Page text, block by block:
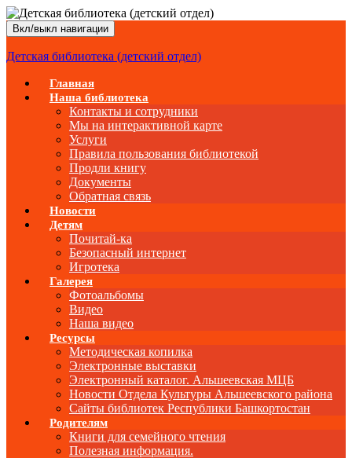
Вкл/выкл навигации
Детская библиотека (детский отдел)
Главная
Наша библиотека
Контакты и сотрудники
Мы на интерактивной карте
Услуги
Правила пользования библиотекой
Продли книгу
Документы
Обратная связь
Новости
Детям
Почитай-ка
Безопасный интернет
Игротека
Галерея
Фотоальбомы
Видео
Наша видео
Ресурсы
Методическая копилка
Электронные выставки
Электронный каталог. Альшеевская МЦБ
Новости Отдела Культуры Альшеевского района
Сайты библиотек Республики Башкортостан
Родителям
Книги для семейного чтения
Полезная информация.